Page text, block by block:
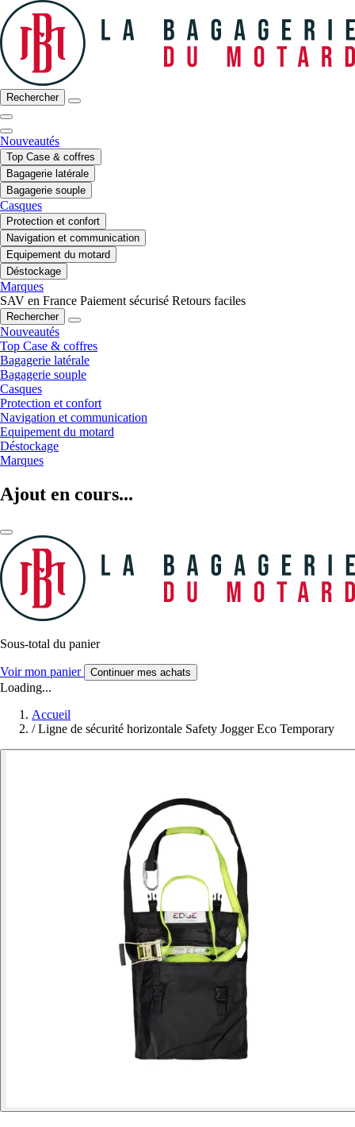
Rechercher
Nouveautés
Top Case & coffres
Bagagerie latérale
Bagagerie souple
Casques
Protection et confort
Navigation et communication
Equipement du motard
Déstockage
Marques
SAV en France Paiement sécurisé Retours faciles
Rechercher
Nouveautés
Top Case & coffres
Bagagerie latérale
Bagagerie souple
Casques
Protection et confort
Navigation et communication
Equipement du motard
Déstockage
Marques
Ajout en cours...
Sous-total du panier
Voir mon panier Continuer mes achats
Loading...
Accueil
/ Ligne de sécurité horizontale Safety Jogger Eco Temporary